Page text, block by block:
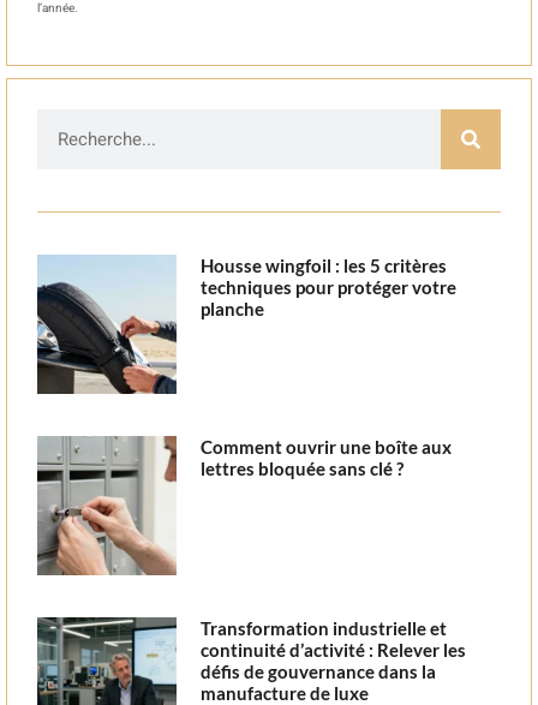
l’année.
Housse wingfoil : les 5 critères
techniques pour protéger votre
planche
Comment ouvrir une boîte aux
lettres bloquée sans clé ?
Transformation industrielle et
continuité d’activité : Relever les
défis de gouvernance dans la
manufacture de luxe